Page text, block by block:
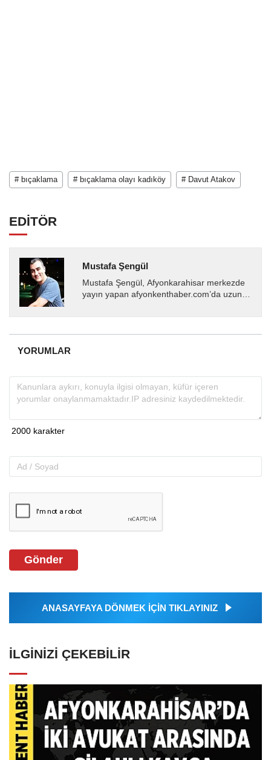
# bıçaklama # bıçaklama olayı kadıköy # Davut Atakov
EDİTÖR
Mustafa Şengül
Mustafa Şengül, Afyonkarahisar merkezde
yayın yapan afyonkenthaber.com’da uzun
almakta, haber akışı...
YORUMLAR
Gönder
ANASAYFAYA DÖNMEK İÇİN TIKLAYINIZ
İLGINIZI ÇEKEBILIR